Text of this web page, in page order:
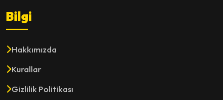
Bilgi
Hakkımızda
Kurallar
Gizlilik Politikası